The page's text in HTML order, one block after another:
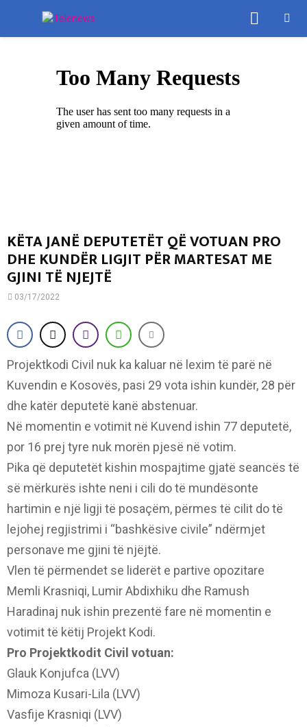
KËTA JANË DEPUTETËT QË VOTUAN PRO
DHE KUNDËR LIGJIT PËR MARTESAT ME
GJINI TË NJEJTË
03/17/2022
Projektkodi Civil nuk ka kaluar në lexim të parë në
Kuvendin e Kosovës, pasi 29 vota ishin kundër, 28 për
dhe katër deputetë kanë abstenuar.
Në momentin e votimit në Kuvend ishin 77 deputetë,
por 16 prej tyre nuk morën pjesë në votim.
Pika që deputetët kishin mospajtime gjatë seancës të
së mërkurës ishte neni i cili do të mundësonte
hartimin e një ligji të posaçëm, përmes të cilit do të
lejohej regjistrimi i “bashkësive civile” ndërmjet
personave me gjini të njëjtë.
Vlen të përmendet se liderët e partive opozitare
Memli Krasniqi, Lumir Abdixhiku dhe Ramush
Haradinaj nuk ishin prezentë fare në momentin e
votimit të këtij Projekt Kodi.
Pro Projektkodit Civil votuan:
Glauk Konjufca (LVV)
Mimoza Kusari-Lila (LVV)
Vasfije Krasniqi (LVV)